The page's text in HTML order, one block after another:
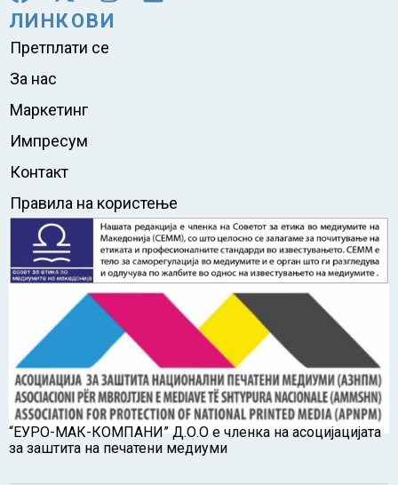
ЛИНКОВИ
Претплати се
За нас
Маркетинг
Импресум
Контакт
Правила на користење
“ЕУРО-МАК-КОМПАНИ” Д.О.О е членка на асоцијацијата
за заштита на печатени медиуми